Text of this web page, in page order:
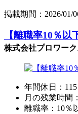
掲載期間：2026/01/
【離職率10％
株式会社プロワー
年間休日：115
月の残業時間
離職率：10％